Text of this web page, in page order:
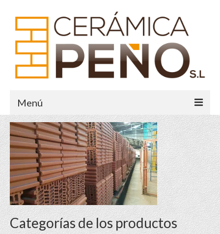
Menú
Inicio
Historia
Sistema Crece
Galería
Contacto
Productos
Categorías de los productos